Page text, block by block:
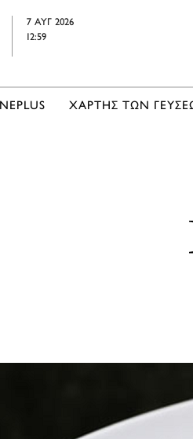
7 ΑΥΓ 2026
12:59
ΧΑΡΤΗΣ ΤΩΝ